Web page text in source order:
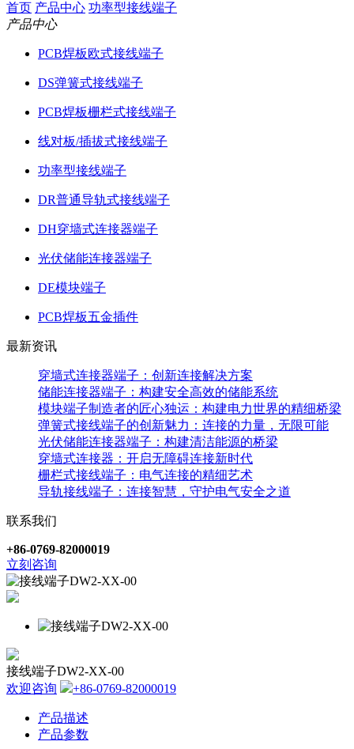
首页 产品中心 功率型接线端子
产品中心
PCB焊板欧式接线端子
DS弹簧式接线端子
PCB焊板栅栏式接线端子
线对板/插拔式接线端子
功率型接线端子
DR普通导轨式接线端子
DH穿墙式连接器端子
光伏储能连接器端子
DE模块端子
PCB焊板五金插件
最新资讯
穿墙式连接器端子：创新连接解决方案
储能连接器端子：构建安全高效的储能系统
模块端子制造者的匠心独运：构建电力世界的精细桥梁
弹簧式接线端子的创新魅力：连接的力量，无限可能
光伏储能连接器端子：构建清洁能源的桥梁
穿墙式连接器：开启无障碍连接新时代
栅栏式接线端子：电气连接的精细艺术
导轨接线端子：连接智慧，守护电气安全之道
联系我们
+86-0769-82000019
立刻咨询
接线端子DW2-XX-00
欢迎咨询
+86-0769-82000019
产品描述
产品参数